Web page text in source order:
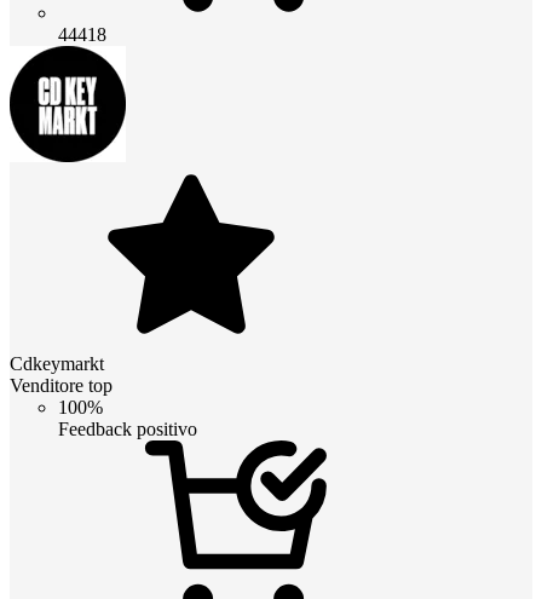
44418
Cdkeymarkt
Venditore top
100%
Feedback positivo